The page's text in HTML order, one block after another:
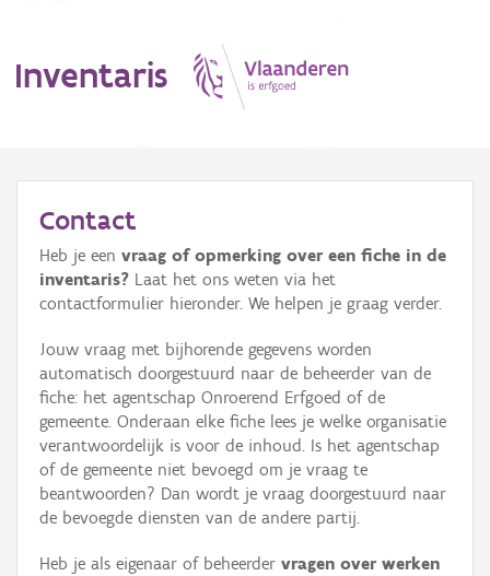
Inventaris
Erfgoedobject
Aanduidingsobject
Waarneming
Thema
Gebeurtenis
Persoon of collectief
Contact
Heb je een vraag of opmerking over een fiche in de
inventaris? Laat het ons weten via het
contactformulier hieronder. We helpen je graag verder.
Jouw vraag met bijhorende gegevens worden
automatisch doorgestuurd naar de beheerder van de
fiche: het agentschap Onroerend Erfgoed of de
gemeente. Onderaan elke fiche lees je welke organisatie
verantwoordelijk is voor de inhoud. Is het agentschap
of de gemeente niet bevoegd om je vraag te
beantwoorden? Dan wordt je vraag doorgestuurd naar
de bevoegde diensten van de andere partij.
Heb je als eigenaar of beheerder vragen over werken